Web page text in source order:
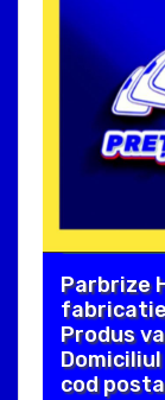
Parbrize
fabricatie
Produs
Domiciliul
cod